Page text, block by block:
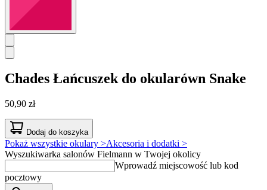
Chades Łańcuszek do okularówn Snake
50,90 zł
Dodaj do koszyka
Pokaż wszystkie okulary >Akcesoria i dodatki >
Wyszukiwarka salonów Fielmann w Twojej okolicy
Wprowadź miejscowość lub kod
pocztowy